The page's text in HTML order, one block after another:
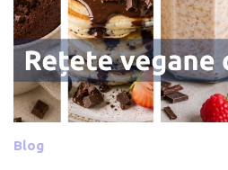
Blog